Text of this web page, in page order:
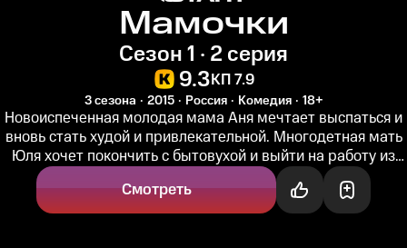
Мамочки
Сезон 1 · 2 серия
9.3КП 7.9
3 сезона 2015 Россия Комедия 18+
Новоиспеченная молодая мама Аня мечтает выспаться и
вновь стать худой и привлекательной. Многодетная мать
Юля хочет покончить с бытовухой и выйти на работу из
Смотреть